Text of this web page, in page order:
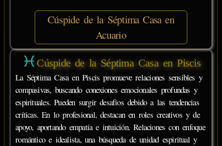
Cúspide de la Séptima Casa en
Acuario
Cúspide de la Séptima Casa en Piscis
La Séptima Casa en Piscis promueve relaciones sensibles y
compasivas, buscando conexiones emocionales profundas y
espirituales. Pueden surgir desafíos debido a las tendencias
críticas. En lo profesional, destacan en roles creativos y de
apoyo, aportando empatía e intuición. Relaciones con enfoque
romántico e idealista, una búsqueda de unidad espiritual y